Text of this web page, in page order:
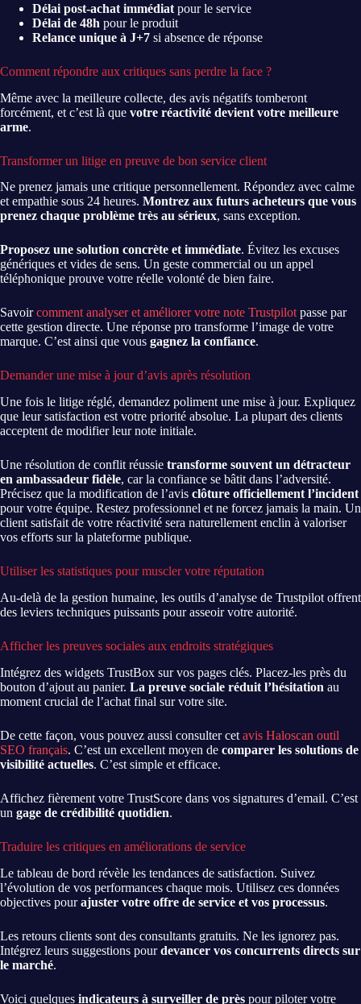
Délai post-achat immédiat pour le service
Délai de 48h pour le produit
Relance unique à J+7 si absence de réponse
Comment répondre aux critiques sans perdre la face ?
Même avec la meilleure collecte, des avis négatifs tomberont
forcément, et c’est là que votre réactivité devient votre meilleure
arme.
Transformer un litige en preuve de bon service client
Ne prenez jamais une critique personnellement. Répondez avec calme
et empathie sous 24 heures. Montrez aux futurs acheteurs que vous
prenez chaque problème très au sérieux, sans exception.
Proposez une solution concrète et immédiate. Évitez les excuses
génériques et vides de sens. Un geste commercial ou un appel
téléphonique prouve votre réelle volonté de bien faire.
Savoircomment analyser et améliorer votre note Trustpilotpasse par
cette gestion directe. Une réponse pro transforme l’image de votre
marque. C’est ainsi que vous gagnez la confiance.
Demander une mise à jour d’avis après résolution
Une fois le litige réglé, demandez poliment une mise à jour. Expliquez
que leur satisfaction est votre priorité absolue. La plupart des clients
acceptent de modifier leur note initiale.
Une résolution de conflit réussie transforme souvent un détracteur
en ambassadeur fidèle, car la confiance se bâtit dans l’adversité.
Précisez que la modification de l’avis clôture officiellement l’incident
pour votre équipe. Restez professionnel et ne forcez jamais la main. Un
client satisfait de votre réactivité sera naturellement enclin à valoriser
vos efforts sur la plateforme publique.
Utiliser les statistiques pour muscler votre réputation
Au-delà de la gestion humaine, les outils d’analyse de Trustpilot offrent
des leviers techniques puissants pour asseoir votre autorité.
Afficher les preuves sociales aux endroits stratégiques
Intégrez des widgets TrustBox sur vos pages clés. Placez-les près du
bouton d’ajout au panier. La preuve sociale réduit l’hésitation au
moment crucial de l’achat final sur votre site.
De cette façon, vous pouvez aussi consulter cet avis Haloscan outil
SEO français. C’est un excellent moyen de comparer les solutions de
visibilité actuelles. C’est simple et efficace.
Affichez fièrement votre TrustScore dans vos signatures d’email. C’est
un gage de crédibilité quotidien.
Traduire les critiques en améliorations de service
Le tableau de bord révèle les tendances de satisfaction. Suivez
l’évolution de vos performances chaque mois. Utilisez ces données
objectives pourajuster votre offre de service et vos processus.
Les retours clients sont des consultants gratuits. Ne les ignorez pas.
Intégrez leurs suggestions pourdevancer vos concurrents directs sur
le marché.
Voici quelques indicateurs à surveiller de près pour piloter votre